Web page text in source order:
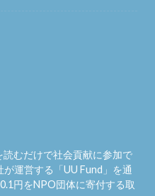
むだけで社会貢献に参加で
が運営する「UU Fund 」を通
円をNPO団体に寄付する取